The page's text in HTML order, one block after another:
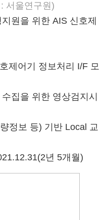
서울연구원)
원을 위한 AIS 신호제
제어기 정보처리 I/F 모
집을 위한 영상검지시
정보 등) 기반 Local 교
년 5개월)